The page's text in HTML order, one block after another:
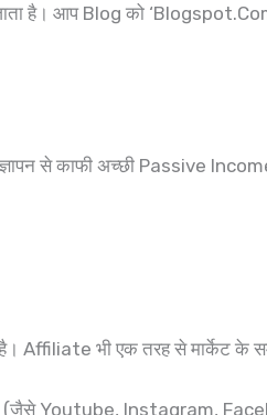
जाता है। आप Blog को
से काफी अच्छी Passive
भी एक तरह से मार्केट के
(जैसे Youtube, Instagram,